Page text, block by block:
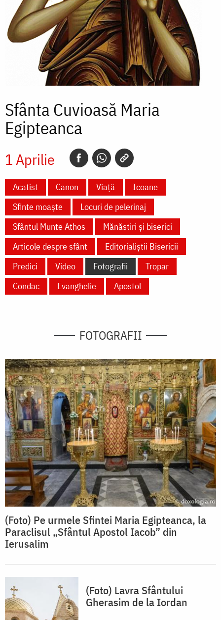
Sfânta Cuvioasă Maria
Egipteanca
1 Aprilie
Acatist Canon Viață
Icoane
Sfinte moaște
Locuri de pelerinaj
Sfântul Munte Athos
Mănăstiri și biserici
Articole despre sfânt
Editorialiștii Bisericii
Predici
Video Fotografii
Tropar
Condac
Evanghelie Apostol
FOTOGRAFII
(Foto) Pe urmele Sfintei Maria Egipteanca, la
Paraclisul „Sfântul Apostol Iacob” din
Ierusalim
(Foto) Lavra Sfântului
Gherasim de la Iordan